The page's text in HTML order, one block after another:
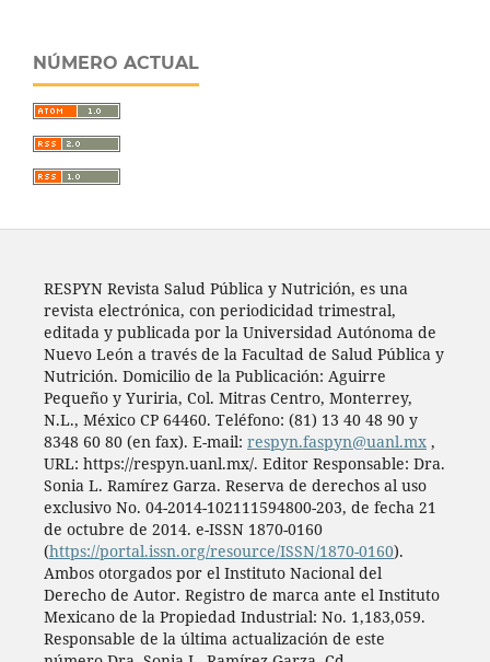
NÚMERO ACTUAL
RESPYN Revista Salud Pública y Nutrición, es una
revista electrónica, con periodicidad trimestral,
editada y publicada por la Universidad Autónoma de
Nuevo León a través de la Facultad de Salud Pública y
Nutrición. Domicilio de la Publicación: Aguirre
Pequeño y Yuriria, Col. Mitras Centro, Monterrey,
N.L., México CP 64460. Teléfono: (81) 13 40 48 90 y
8348 60 80 (en fax). E-mail: respyn.faspyn@uanl.mx,
URL: https://respyn.uanl.mx/. Editor Responsable: Dra.
Sonia L. Ramírez Garza. Reserva de derechos al uso
exclusivo No. 04-2014-102111594800-203, de fecha 21
de octubre de 2014. e-ISSN 1870-0160
(https://portal.issn.org/resource/ISSN/1870-0160).
Ambos otorgados por el Instituto Nacional del
Derecho de Autor. Registro de marca ante el Instituto
Mexicano de la Propiedad Industrial: No. 1,183,059.
Responsable de la última actualización de este